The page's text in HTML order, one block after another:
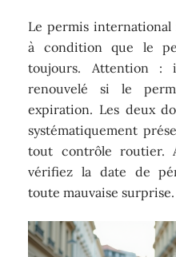
Le permis international
à condition que le
toujours. Attention
renouvelé si le
expiration. Les deux
systématiquement
tout contrôle routier.
vérifiez la date de
toute mauvaise surprise.